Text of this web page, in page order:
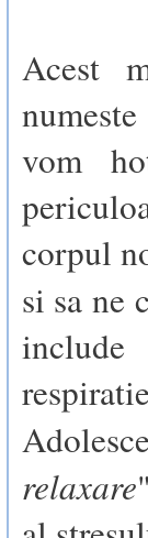
Acest
vom
corpul
si sa ne
relaxare